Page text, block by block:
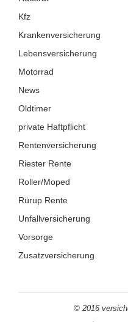
Kfz
Krankenversicherung
Lebensversicherung
Motorrad
News
Oldtimer
private Haftpflicht
Rentenversicherung
Riester Rente
Roller/Moped
Rürup Rente
Unfallversicherung
Vorsorge
Zusatzversicherung
© 2016